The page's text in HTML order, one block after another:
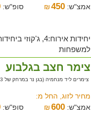
אמצ"ש:
₪450 סופ"ש:
יחידות אירוח:4,
למשפחות
צימר חצב בגלבוע
צימרים ליד מנחמיה (בגן נר במרחק של 25.3 ק"מ)
מחיר לזוג, החל מ:
אמצ"ש:
₪600 סופ"ש: